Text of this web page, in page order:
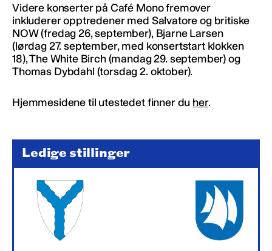
Videre konserter på Café Mono fremover
inkluderer opptredener med Salvatore og britiske
NOW (fredag 26, september), Bjarne Larsen
(lørdag 27. september, med konsertstart klokken
18), The White Birch (mandag 29. september) og
Thomas Dybdahl (torsdag 2. oktober).
Hjemmesidene til utestedet finner du her.
Ledige stillinger